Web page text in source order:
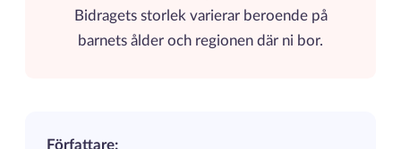
Bidragets storlek varierar beroende på
barnets ålder och regionen där ni bor.
Författare: